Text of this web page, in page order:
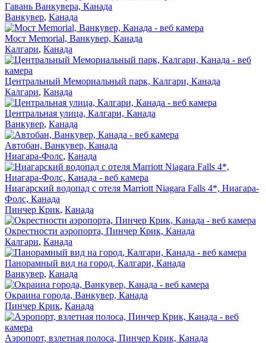
Гавань Ванкувера, Канада
Ванкувер, Канада
Мост Memorial, Ванкувер, Канада
Калгари, Канада
Центральный Мемориальный парк, Калгари, Канада
Калгари, Канада
Центральная улица, Калгари, Канада
Ванкувер, Канада
Автобан, Ванкувер, Канада
Ниагара-Фолс, Канада
Ниагарский водопад с отеля Marriott Niagara Falls 4*, Ниагара-
Фолс, Канада
Пинчер Крик, Канада
Окрестности аэропорта, Пинчер Крик, Канада
Калгари, Канада
Панорамный вид на город, Калгари, Канада
Ванкувер, Канада
Окраина города, Ванкувер, Канада
Пинчер Крик, Канада
Аэропорт, взлетная полоса, Пинчер Крик, Канада